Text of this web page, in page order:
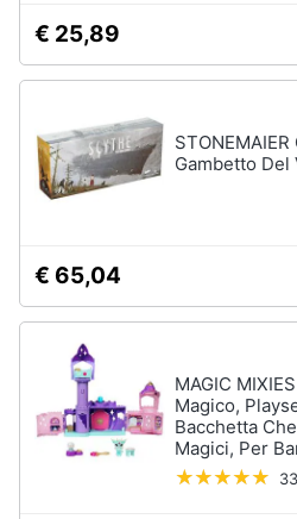
Giardinaggio
Salute
igiene
Beauty
Giocattoli
Prima
infanzia
Fotografia
Musica
Classica
Walt
DVD
Film
musicali
Colonne
Sonore
€ 25,89
Gambetto Del
€ 65,04
MAGIC
Magico,
Bacchetta
Magici, Per